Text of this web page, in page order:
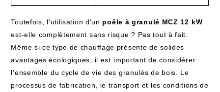
Toutefois, l’utilisation d’un poêle ‍à granulé ‍MCZ 12 ⁣kW
est-elle ‌complètement sans risque ? ​Pas tout à fait.
Même si ce type de chauffage présente de solides
avantages écologiques, il est ⁣important de​ considérer
l’ensemble ⁤du ​cycle de vie des granulés ​de‌ bois. Le
processus de fabrication,​ le transport ​et les conditions​ de